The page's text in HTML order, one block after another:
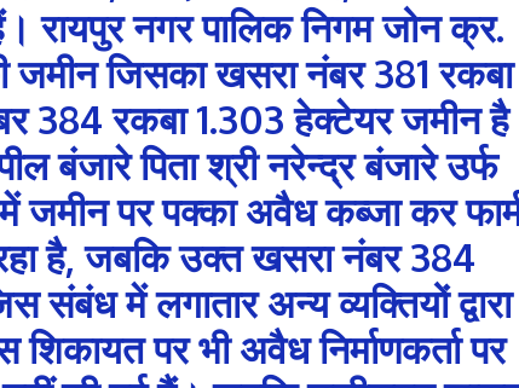
रायपुर नगर पालिक निगम जोन क्र.
जमीन जिसका खसरा नंबर 381 रकबा
384 रकबा 1.303 हेक्टेयर जमीन है
बंजारे पिता श्री नरेन्द्र बंजारे उर्फ
जमीन पर पक्का अवैध कब्जा कर
है, जबकि उक्त खसरा नंबर 384
में लगातार अन्य व्यक्तियों द्वारा
पर भी अवैध निर्माणकर्ता पर